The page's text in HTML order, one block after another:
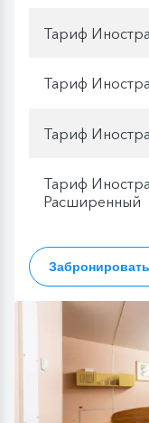
Тариф
Тариф
Тариф
Тариф
Расширенный
Забронировать